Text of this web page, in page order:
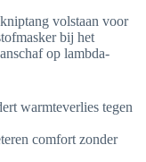
volstaan voor
bij het
op lambda-
warmteverlies tegen
comfort zonder